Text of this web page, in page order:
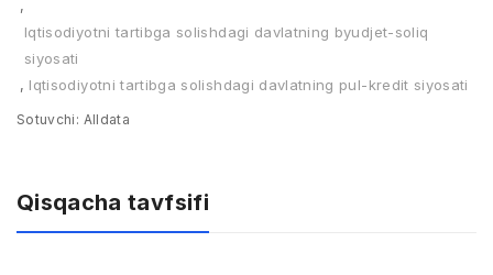
,
Iqtisodiyotni tartibga solishdagi davlatning byudjet-soliq
siyosati
, Iqtisodiyotni tartibga solishdagi davlatning pul-kredit siyosati
Sotuvchi: Alldata
Qisqacha tavfsifi